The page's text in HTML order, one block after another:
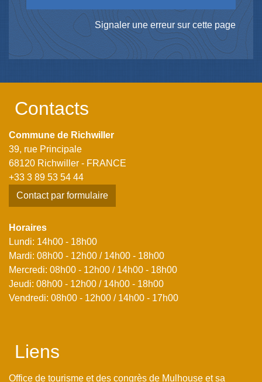
Signaler une erreur sur cette page
Contacts
Commune de Richwiller
39, rue Principale
68120 Richwiller - FRANCE
+33 3 89 53 54 44
Contact par formulaire
Horaires
Lundi: 14h00 - 18h00
Mardi: 08h00 - 12h00 / 14h00 - 18h00
Mercredi: 08h00 - 12h00 / 14h00 - 18h00
Jeudi: 08h00 - 12h00 / 14h00 - 18h00
Vendredi: 08h00 - 12h00 / 14h00 - 17h00
Liens
Office de tourisme et des congrès de Mulhouse et sa